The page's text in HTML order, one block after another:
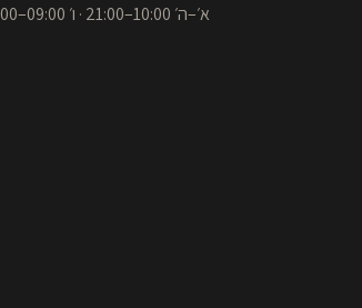
א׳–ה׳ 10:00–21:00 · ו׳ 09:00–14:00